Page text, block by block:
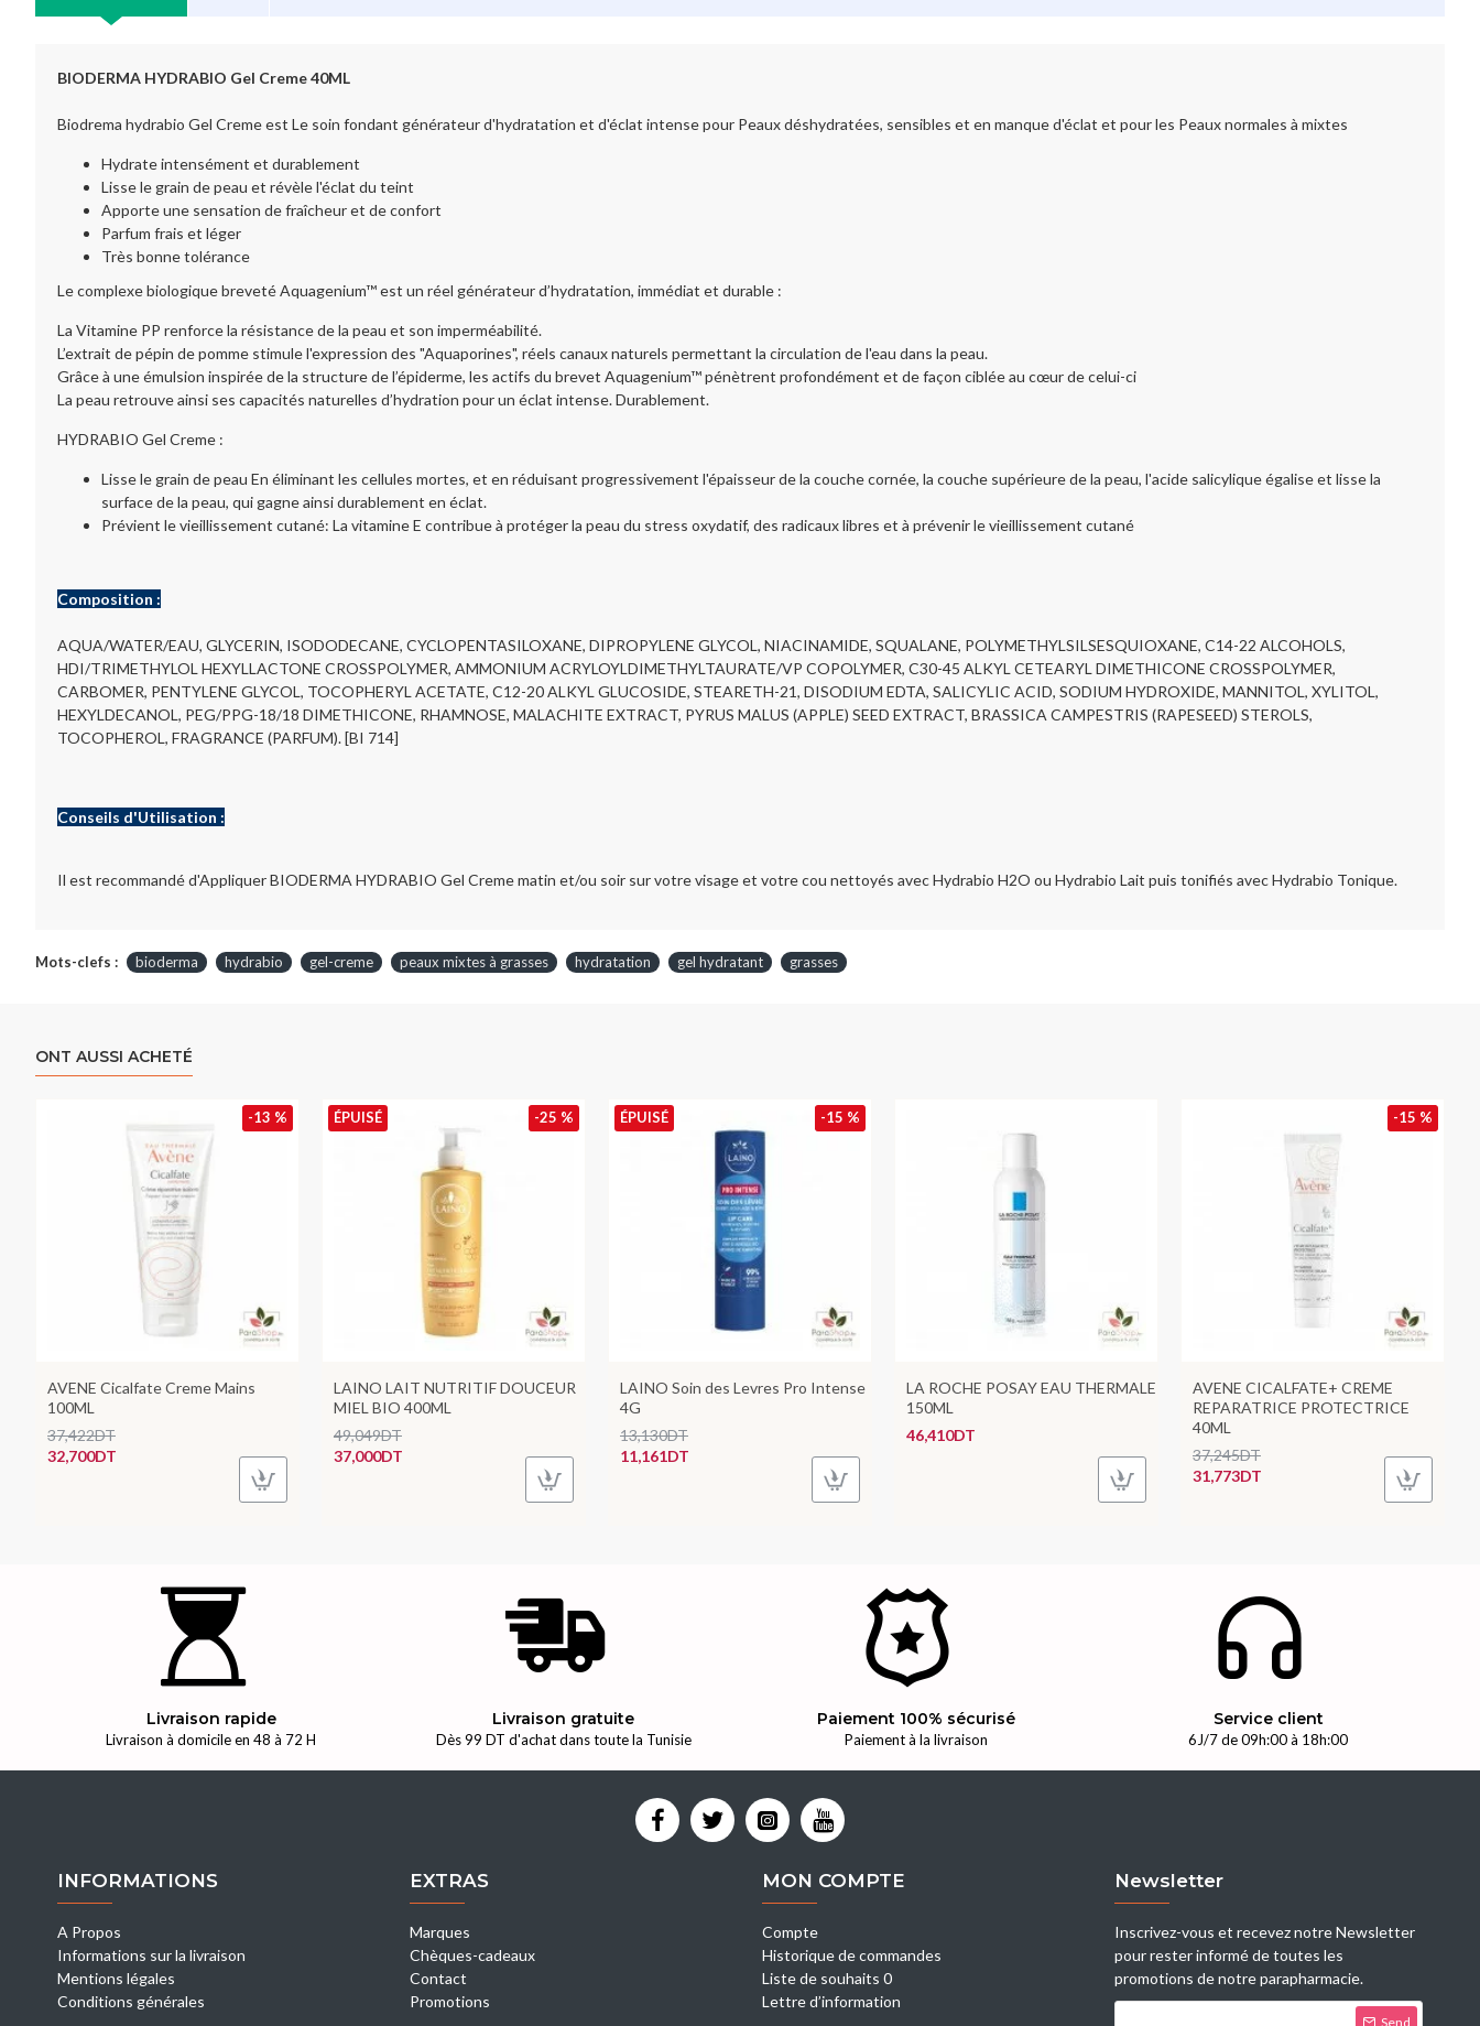
BIODERMA HYDRABIO Gel Creme 40ML
Biodrema hydrabio Gel Creme est Le soin fondant générateur d'hydratation et d'éclat intense pour Peaux déshydratées, sensibles et en manque d'éclat et pour les Peaux normales à mixtes
Hydrate intensément et durablement
Lisse le grain de peau et révèle l'éclat du teint
Apporte une sensation de fraîcheur et de confort
Parfum frais et léger
Très bonne tolérance
Le complexe biologique breveté Aquagenium™ est un réel générateur d’hydratation, immédiat et durable :
La Vitamine PP renforce la résistance de la peau et son imperméabilité.
L’extrait de pépin de pomme stimule l'expression des "Aquaporines", réels canaux naturels permettant la circulation de l'eau dans la peau.
Grâce à une émulsion inspirée de la structure de l’épiderme, les actifs du brevet Aquagenium™ pénètrent profondément et de façon ciblée au cœur de celui-ci
La peau retrouve ainsi ses capacités naturelles d’hydration pour un éclat intense. Durablement.
HYDRABIO Gel Creme :
Lisse le grain de peau En éliminant les cellules mortes, et en réduisant progressivement l'épaisseur de la couche cornée, la couche supérieure de la peau, l'acide salicylique égalise et lisse la
surface de la peau, qui gagne ainsi durablement en éclat.
Prévient le vieillissement cutané: La vitamine E contribue à protéger la peau du stress oxydatif, des radicaux libres et à prévenir le vieillissement cutané
Composition :
AQUA/WATER/EAU, GLYCERIN, ISODODECANE, CYCLOPENTASILOXANE, DIPROPYLENE GLYCOL, NIACINAMIDE, SQUALANE, POLYMETHYLSILSESQUIOXANE, C14-22 ALCOHOLS,
HDI/TRIMETHYLOL HEXYLLACTONE CROSSPOLYMER, AMMONIUM ACRYLOYLDIMETHYLTAURATE/VP COPOLYMER, C30-45 ALKYL CETEARYL DIMETHICONE CROSSPOLYMER,
CARBOMER, PENTYLENE GLYCOL, TOCOPHERYL ACETATE, C12-20 ALKYL GLUCOSIDE, STEARETH-21, DISODIUM EDTA, SALICYLIC ACID, SODIUM HYDROXIDE, MANNITOL, XYLITOL,
HEXYLDECANOL, PEG/PPG-18/18 DIMETHICONE, RHAMNOSE, MALACHITE EXTRACT, PYRUS MALUS (APPLE) SEED EXTRACT, BRASSICA CAMPESTRIS (RAPESEED) STEROLS,
TOCOPHEROL, FRAGRANCE (PARFUM). [BI 714]
Conseils d'Utilisation :
Il est recommandé d'Appliquer BIODERMA HYDRABIO Gel Creme matin et/ou soir sur votre visage et votre cou nettoyés avec Hydrabio H2O ou Hydrabio Lait puis tonifiés avec Hydrabio Tonique.
Mots-clefs : bioderma hydrabio gel-creme peaux mixtes à grasses hydratation gel hydratant grasses
ONT AUSSI ACHETÉ
-13 %
AVENE Cicalfate Creme Mains
100ML
32,700DT
37,422DT
-25 %
ÉPUISÉ
LAINO LAIT NUTRITIF DOUCEUR
MIEL BIO 400ML
37,000DT
49,049DT
-15 %
ÉPUISÉ
LAINO Soin des Levres Pro Intense
4G
11,161DT
13,130DT
LA ROCHE POSAY EAU THERMALE
150ML
46,410DT
-15 %
AVENE CICALFATE+ CREME
REPARATRICE PROTECTRICE
40ML
31,773DT
37,245DT
Livraison rapide
Livraison à domicile en 48 à 72 H
Livraison gratuite
Dès 99 DT d'achat dans toute la Tunisie
Paiement 100% sécurisé
Paiement à la livraison
Service client
6J/7 de 09h:00 à 18h:00
INFORMATIONS
A Propos
Informations sur la livraison
Mentions légales
Conditions générales
EXTRAS
Marques
Chèques-cadeaux
Contact
Promotions
MON COMPTE
Compte
Historique de commandes
Liste de souhaits 0
Lettre d’information
Newsletter
Inscrivez-vous et recevez notre Newsletter
pour rester informé de toutes les
promotions de notre parapharmacie.
Send